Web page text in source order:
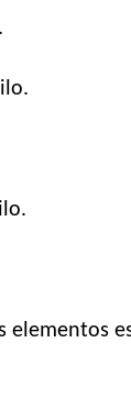
elementos